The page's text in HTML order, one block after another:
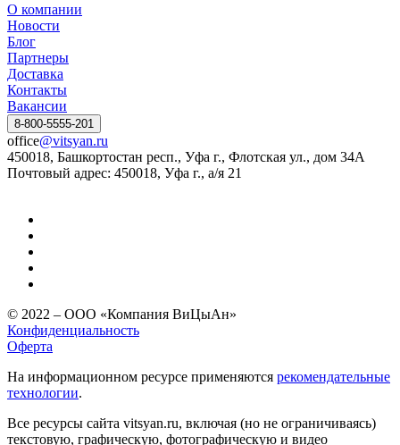
О компании
Новости
Блог
Партнеры
Доставка
Контакты
Вакансии
8-800-5555-201
office@vitsyan.ru
450018, Башкортостан респ., Уфа г., Флотская ул., дом 34А
Почтовый адрес: 450018, Уфа г., а/я 21
© 2022 – ООО «Компания ВиЦыАн»
Конфиденциальность
Оферта
На информационном ресурсе применяются рекомендательные
технологии.
Все ресурсы сайта vitsyan.ru, включая (но не ограничиваясь)
текстовую, графическую, фотографическую и видео